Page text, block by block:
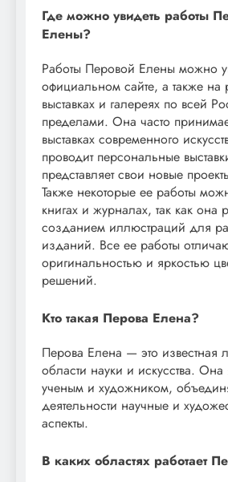
Где можно увидеть работы
Елены?
Работы Перовой Елены можно
официальном сайте, а также на
выставках и галереях по всей
пределами. Она часто
выставках современного
проводит персональные
представляет свои новые
Также некоторые ее работы
книгах и журналах, так как она
созданием иллюстраций для
изданий. Все ее работы
оригинальностью и яркостью
решений.
Кто такая Перова Елена?
Перова Елена — это известная
области науки и искусства. Она
ученым и художником,
деятельности научные и
аспекты.
В каких областях работает